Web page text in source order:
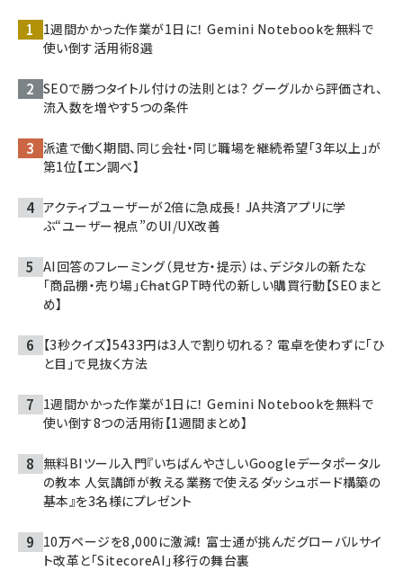
1週間かかった作業が1日に！ Gemini Notebookを無料で
使い倒す活用術8選
SEOで勝つタイトル付けの法則とは？ グーグルから評価され、
流入数を増やす5つの条件
派遣で働く期間、同じ会社・同じ職場を継続希望「3年以上」が
第1位【エン調べ】
アクティブユーザーが2倍に急成長！ JA共済アプリに学
ぶ“ユーザー視点”のUI/UX改善
AI回答のフレーミング（見せ方・提示）は、デジタルの新たな
「商品棚・売り場」――ChatGPT時代の新しい購買行動【SEOまと
め】
【3秒クイズ】5433円は3人で割り切れる？ 電卓を使わずに「ひ
と目」で見抜く方法
1週間かかった作業が1日に！ Gemini Notebookを無料で
使い倒す8つの活用術【1週間まとめ】
無料BIツール入門『いちばんやさしいGoogleデータポータル
の教本 人気講師が教える業務で使えるダッシュボード構築の
基本』を3名様にプレゼント
10万ページを8,000に激減！ 富士通が挑んだグローバルサイ
ト改革と「SitecoreAI」移行の舞台裏